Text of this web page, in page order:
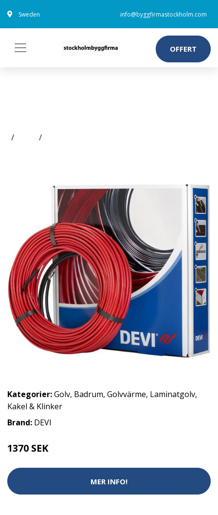
Sweden info@byggfirmastockholm.com
OFFERT
Kategorier:Golv, Badrum, Golvvärme, Laminatgolv,
Kakel & Klinker
Brand: DEVI
1370 SEK
MER INFO!